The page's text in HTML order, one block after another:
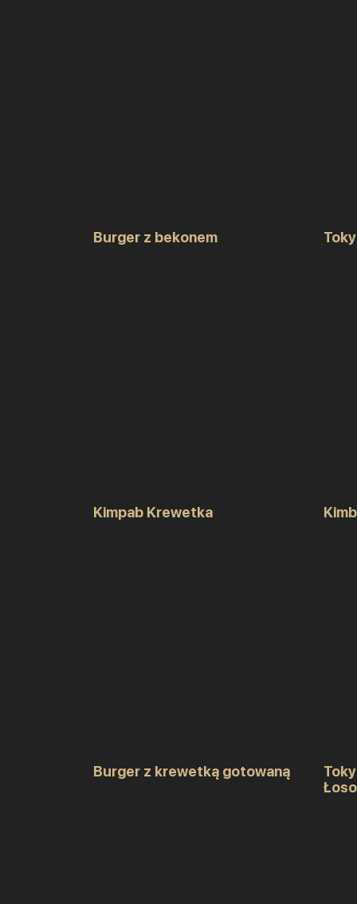
Burger z bekonem
Kimpab Krewetka
Burger z krewetką gotowaną